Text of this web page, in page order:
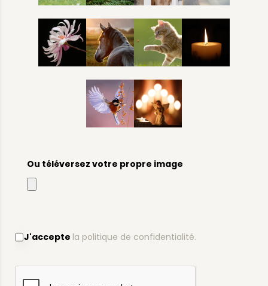
Ou téléversez votre propre image
J'accepte la politique de confidentialité.